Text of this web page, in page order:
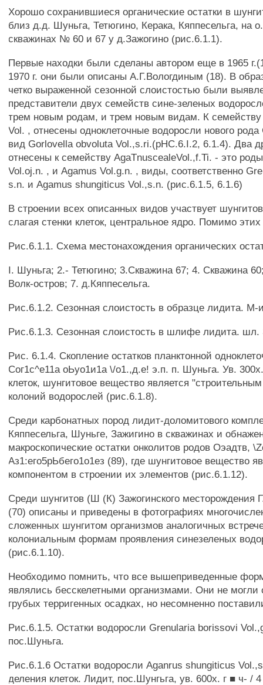
Хорошо сохранившиеся органические остатки в
близ д.д. Шуньга, Тетюгино, Керака, Кяппесельга, на
скважинах № 60 и 67 у д.Зажогино (рис.6.1.1).
Первые находки были сделаны автором еще в 1965
1970 г. они были описаны А.Г.Вологдиным (18). В
четко выраженной сезонной слоистостью были
представители двух семейств сине-зеленых
трем новым родам, и трем новым видам. К семейству
Vol. , отнесены одноклеточные водоросли нового
вид Gorlovella obvoluta Vol.,s.ri.(pHC.6.I.2, 6.1.4). Два
отнесены к семейству AgaTnuscealeVol.,f.Ti. - это
Vol.oj.n. , и Agamus Vol.g.n. , виды, соответственно
s.n. и Agamus shungiticus Vol.,s.n. (рис.6.1.5, 6.1.6)
В строении всех описанных видов участвует
слагая стенки клеток, центральное ядро. Помимо этих
Рис.6.1.1. Схема местонахождения органических
I. Шуньга; 2.- Тетюгино; 3.Скважина 67; 4. Скважина
Волк-остров; 7. д.Кяппесельга.
Рис.6.1.2. Сезонная слоистость в образце лидита. М-
Рис.6.1.3. Сезонная слоистость в шлифе лидита. шл.
Рис. 6.1.4. Скопление остатков планктонной
Сог1с^е11а оЬуо1и1а \/о1.,д.е! э.п. п. Шуньга. Ув.
клеток, шунгитовое вещество является
колоний водорослей (рис.6.1.8).
Среди карбонатных пород лидит-доломитового
Кяппесельга, Шуньге, Зажигино в скважинах и
макроскопические остатки онколитов родов Оэадтв,
Аз1:его5рЬбего1о1ез (89), где шунгитовое вещество
компонентом в строении их элементов (рис.6.1.12).
Среди шунгитов (Ш (К) Зажогинского месторождения
(70) описаны и приведены в фотографиях
сложенных шунгитом организмов аналогичных
колониальным формам проявления синезеленых
(рис.6.1.10).
Необходимо помнить, что все вышеприведенные
являлись бесскелетными организмами. Они не могли
грубых терригенных осадках, но несомненно
Рис.6.1.5. Остатки водоросли Grenularia borissovi
пос.Шуньга.
Рис.6.1.6 Остатки водоросли Aganrus shungiticus
деления клеток. Лидит, пос.Шунгьга, ув. 600х. г ■ ч- /